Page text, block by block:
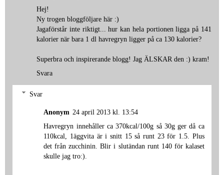
Hej!
Ny trogen bloggföljare här :)
Jagaförstår inte riktigt... hur kan hela portionen ligga på 141
kalorier när bara 1 dl havregryn ligger på ca 130 kalorier?
Superbra och inspirerande blogg! Jag ÄLSKAR den :) kram!
Svara
Svar
Anonym 24 april 2013 kl. 13:54
Havregryn innehåller ca 370kcal/100g så 30g ger då ca
110kcal, 1äggvita är i snitt 15 så runt 23 för 1.5. Plus
det från zucchinin. Blir i slutändan runt 140 för kalaset
skulle jag tro:).